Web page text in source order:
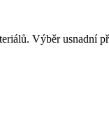
Výběr usnadní